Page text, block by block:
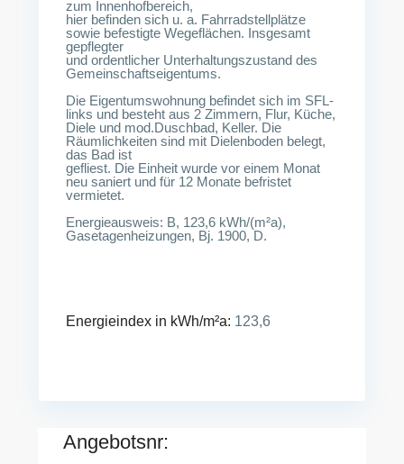
zum Innenhofbereich,
hier befinden sich u. a. Fahrradstellplätze
sowie befestigte Wegeflächen. Insgesamt
gepflegter
und ordentlicher Unterhaltungszustand des
Gemeinschaftseigentums.
Die Eigentumswohnung befindet sich im SFL-
links und besteht aus 2 Zimmern, Flur, Küche,
Diele und mod.Duschbad, Keller. Die
Räumlichkeiten sind mit Dielenboden belegt,
das Bad ist
gefliest. Die Einheit wurde vor einem Monat
neu saniert und für 12 Monate befristet
vermietet.
Energieausweis: B, 123,6 kWh/(m²a),
Gasetagenheizungen, Bj. 1900, D.
Energieindex in kWh/m²a: 123,6
Angebotsnr: